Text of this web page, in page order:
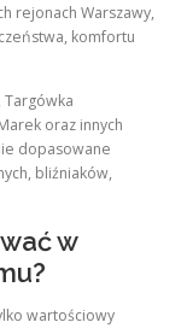
rejonach Warszawy,
komfortu
Targówka
oraz innych
dopasowane
bliźniaków,
w
wartościowy